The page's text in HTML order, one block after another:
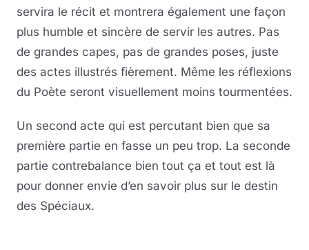
servira le récit et montrera également une façon
plus humble et sincère de servir les autres. Pas
de grandes capes, pas de grandes poses, juste
des actes illustrés fièrement. Même les réflexions
du Poète seront visuellement moins tourmentées.
Un second acte qui est percutant bien que sa
première partie en fasse un peu trop. La seconde
partie contrebalance bien tout ça et tout est là
pour donner envie d’en savoir plus sur le destin
des Spéciaux.